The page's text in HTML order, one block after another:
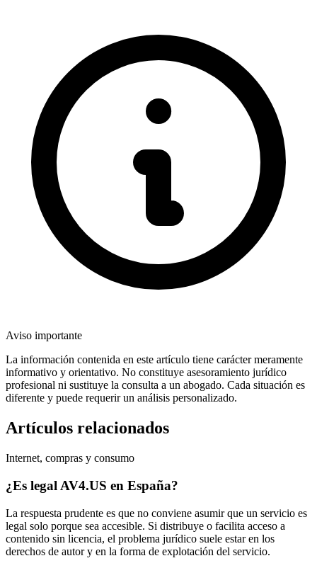
Aviso importante
La información contenida en este artículo tiene carácter meramente
informativo y orientativo. No constituye asesoramiento jurídico
profesional ni sustituye la consulta a un abogado. Cada situación es
diferente y puede requerir un análisis personalizado.
Artículos relacionados
Internet, compras y consumo
¿Es legal AV4.US en España?
La respuesta prudente es que no conviene asumir que un servicio es
legal solo porque sea accesible. Si distribuye o facilita acceso a
contenido sin licencia, el problema jurídico suele estar en los
derechos de autor y en la forma de explotación del servicio.